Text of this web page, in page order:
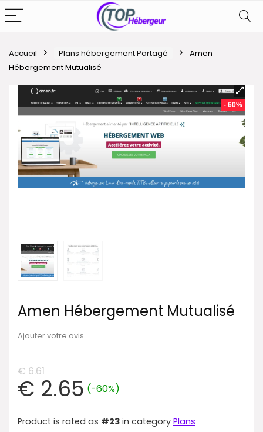
Accueil Plans hébergement Partagé
Amen
Hébergement Mutualisé
- 60%
Amen Hébergement Mutualisé
Ajouter votre avis
€6.61
€ 2.65 (-60%)
Product is rated as #23 in category Plans